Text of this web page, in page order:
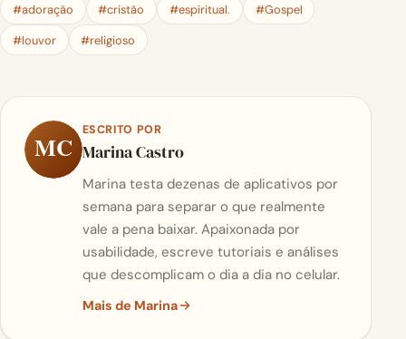
#adoração #cristão #espiritual. #Gospel
#louvor #religioso
MC
ESCRITO POR
Marina Castro
Marina testa dezenas de aplicativos por
semana para separar o que realmente
vale a pena baixar. Apaixonada por
usabilidade, escreve tutoriais e análises
que descomplicam o dia a dia no celular.
Mais de Marina